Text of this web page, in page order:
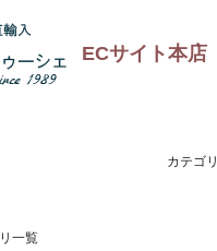
ECサイト本店
カテゴリ
一覧